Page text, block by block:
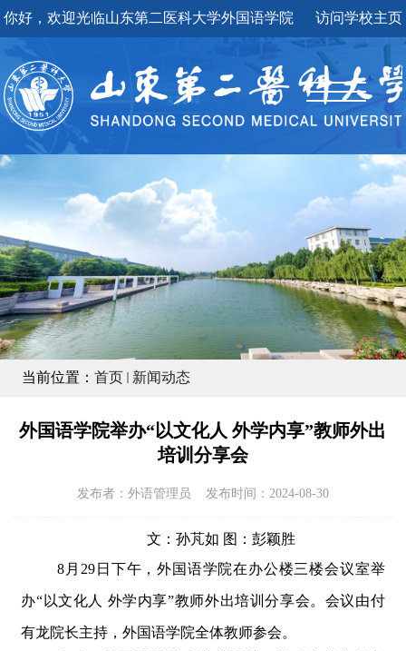
你好，欢迎光临山东第二医科大学外国语学院 访问学校主页
当前位置：首页 新闻动态
外国语学院举办“以文化人 外学内享”教师外出
培训分享会
发布者：外语管理员 发布时间：2024-08-30
文：孙芃如 图：彭颖胜
8 月 29 日下午，外国语学院在办公楼三楼会议室举
办“以文化人 外学内享”教师外出培训分享会。会议由付
有龙院长主持，外国语学院全体教师参会。